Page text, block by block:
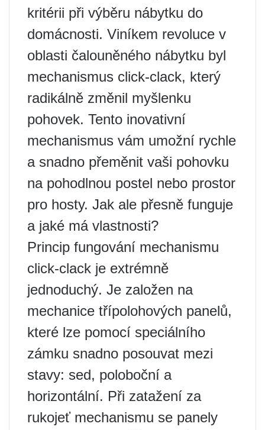
kritérii při výběru nábytku do
domácnosti. Viníkem revoluce v
oblasti čalouněného nábytku byl
mechanismus click-clack, který
radikálně změnil myšlenku
pohovek. Tento inovativní
mechanismus vám umožní rychle
a snadno přeměnit vaši pohovku
na pohodlnou postel nebo prostor
pro hosty. Jak ale přesně funguje
a jaké má vlastnosti?
Princip fungování mechanismu
click-clack je extrémně
jednoduchý. Je založen na
mechanice třípolohových panelů,
které lze pomocí speciálního
zámku snadno posouvat mezi
stavy: sed, poloboční a
horizontální. Při zatažení za
rukojeť mechanismu se panely